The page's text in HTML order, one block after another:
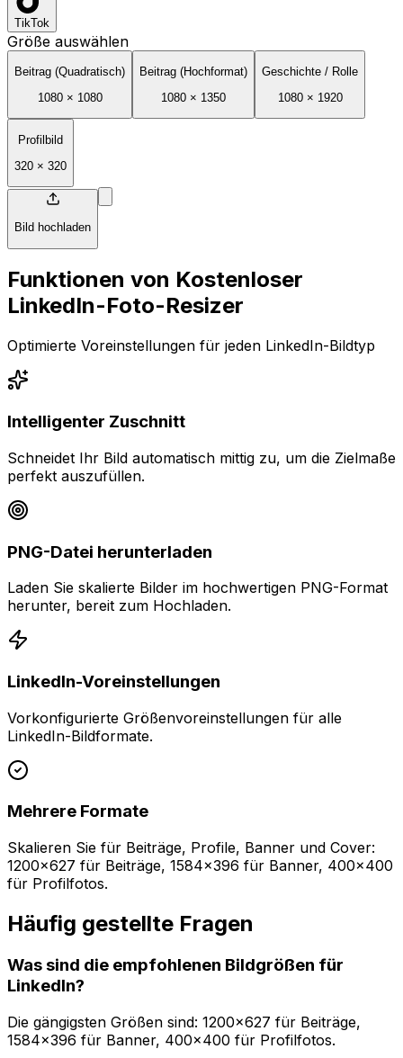
TikTok
Größe auswählen
Beitrag (Quadratisch)
1080× 1080
Beitrag (Hochformat)
1080 × 1350
Geschichte / Rolle
1080× 1920
Profilbild
320 × 320
Bild hochladen
Funktionen von Kostenloser
LinkedIn-Foto-Resizer
Optimierte Voreinstellungen für jeden LinkedIn-Bildtyp
Intelligenter Zuschnitt
Schneidet Ihr Bild automatisch mittig zu, um die Zielmaße
perfekt auszufüllen.
PNG-Datei herunterladen
Laden Sie skalierte Bilder im hochwertigen PNG-Format
herunter, bereit zum Hochladen.
LinkedIn-Voreinstellungen
Vorkonfigurierte Größenvoreinstellungen für alle
LinkedIn-Bildformate.
Mehrere Formate
Skalieren Sie für Beiträge, Profile, Banner und Cover:
1200x627 für Beiträge, 1584x396 für Banner, 400x400
für Profilfotos.
Häufig gestellte Fragen
Was sind die empfohlenen Bildgrößen für
LinkedIn?
Die gängigsten Größen sind: 1200x627 für Beiträge,
1584x396 für Banner, 400x400 für Profilfotos.